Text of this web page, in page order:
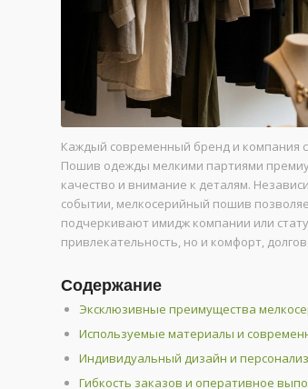
Каждый современный бренд и компания
Пошив одежды мелкими партиями
качество и внимание к деталям.
событии, мелкосерийный пошив
подчеркивают имидж компании или
привлекательность, но и комфорт,
Содержание
Эксклюзивные преимущества
Используемые материалы и
Индивидуальный дизайн и
Гибкость заказов и оперативное